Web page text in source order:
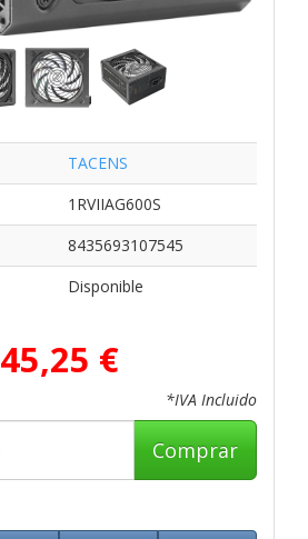
TACENS
1RVIIAG600S
8435693107545
Disponible
45,25 €
*IVA Incluido
Comprar